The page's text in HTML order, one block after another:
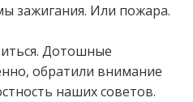
зажигания. Или пожара.
Дотошные
обратили внимание
наших советов.